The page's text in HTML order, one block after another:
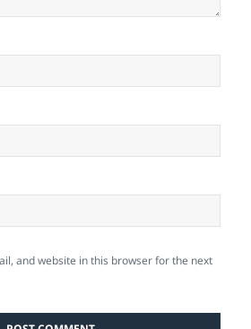
and website in this browser for the next